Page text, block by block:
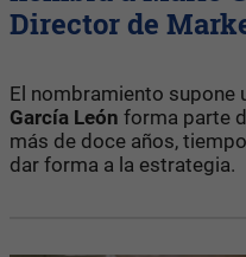
Director de
El nombramiento supone
García León forma parte
más de doce años,
dar forma a la estrategia.